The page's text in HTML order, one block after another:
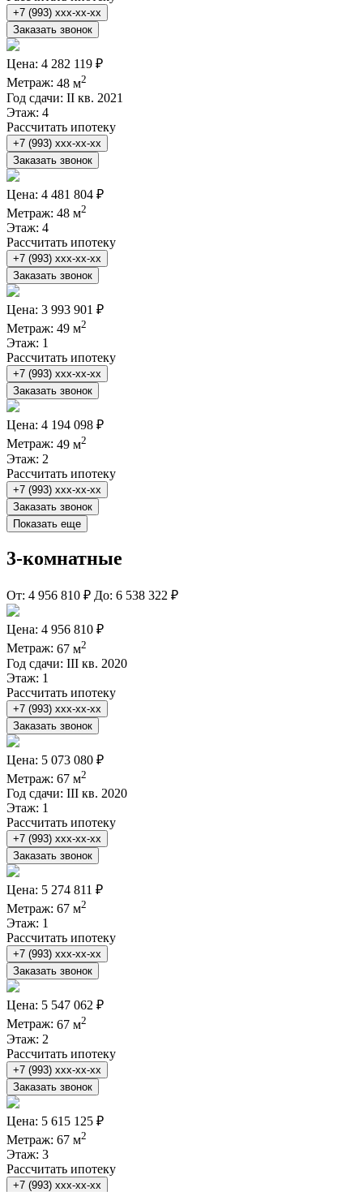
+7 (993) xxx-xx-xx
Заказать звонок
Цена: 4 282 119 ₽
Метраж: 48 м2
Год сдачи: II кв. 2021
Этаж: 4
Рассчитать ипотеку
+7 (993) xxx-xx-xx
Заказать звонок
Цена: 4 481 804 ₽
Метраж: 48 м2
Этаж: 4
Рассчитать ипотеку
+7 (993) xxx-xx-xx
Заказать звонок
Цена: 3 993 901 ₽
Метраж: 49 м2
Этаж: 1
Рассчитать ипотеку
+7 (993) xxx-xx-xx
Заказать звонок
Цена: 4 194 098 ₽
Метраж: 49 м2
Этаж: 2
Рассчитать ипотеку
+7 (993) xxx-xx-xx
Заказать звонок
Показать еще
3-комнатные
От: 4 956 810 ₽ До: 6 538 322 ₽
Цена: 4 956 810 ₽
Метраж: 67 м2
Год сдачи: III кв. 2020
Этаж: 1
Рассчитать ипотеку
+7 (993) xxx-xx-xx
Заказать звонок
Цена: 5 073 080 ₽
Метраж: 67 м2
Год сдачи: III кв. 2020
Этаж: 1
Рассчитать ипотеку
+7 (993) xxx-xx-xx
Заказать звонок
Цена: 5 274 811 ₽
Метраж: 67 м2
Этаж: 1
Рассчитать ипотеку
+7 (993) xxx-xx-xx
Заказать звонок
Цена: 5 547 062 ₽
Метраж: 67 м2
Этаж: 2
Рассчитать ипотеку
+7 (993) xxx-xx-xx
Заказать звонок
Цена: 5 615 125 ₽
Метраж: 67 м2
Этаж: 3
Рассчитать ипотеку
+7 (993) xxx-xx-xx